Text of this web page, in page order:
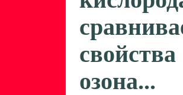
озона...